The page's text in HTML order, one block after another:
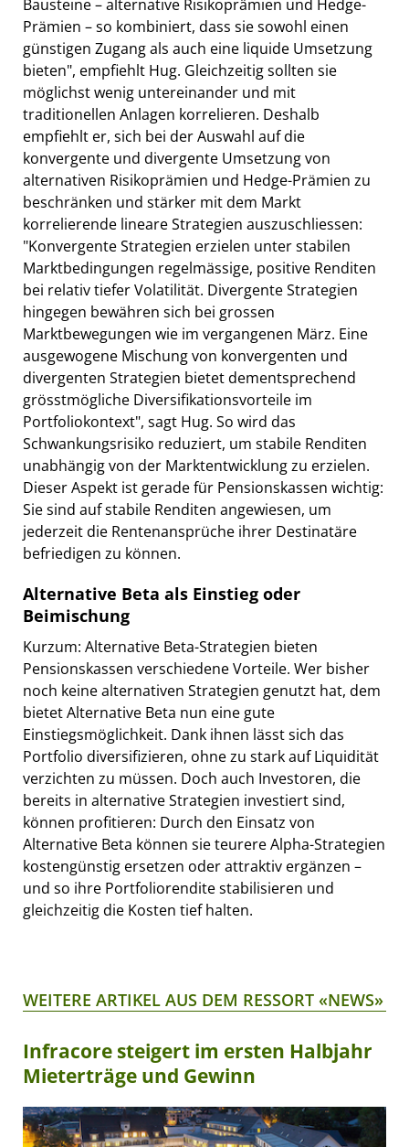
Bausteine – alternative Risikoprämien und Hedge-
Prämien – so kombiniert, dass sie sowohl einen
günstigen Zugang als auch eine liquide Umsetzung
bieten", empfiehlt Hug. Gleichzeitig sollten sie
möglichst wenig untereinander und mit
traditionellen Anlagen korrelieren. Deshalb
empfiehlt er, sich bei der Auswahl auf die
konvergente und divergente Umsetzung von
alternativen Risikoprämien und Hedge-Prämien zu
beschränken und stärker mit dem Markt
korrelierende lineare Strategien auszuschliessen:
"Konvergente Strategien erzielen unter stabilen
Marktbedingungen regelmässige, positive Renditen
bei relativ tiefer Volatilität. Divergente Strategien
hingegen bewähren sich bei grossen
Marktbewegungen wie im vergangenen März. Eine
ausgewogene Mischung von konvergenten und
divergenten Strategien bietet dementsprechend
grösstmögliche Diversifikationsvorteile im
Portfoliokontext", sagt Hug. So wird das
Schwankungsrisiko reduziert, um stabile Renditen
unabhängig von der Marktentwicklung zu erzielen.
Dieser Aspekt ist gerade für Pensionskassen wichtig:
Sie sind auf stabile Renditen angewiesen, um
jederzeit die Rentenansprüche ihrer Destinatäre
befriedigen zu können.
Alternative Beta als Einstieg oder
Beimischung
Kurzum: Alternative Beta-Strategien bieten
Pensionskassen verschiedene Vorteile. Wer bisher
noch keine alternativen Strategien genutzt hat, dem
bietet Alternative Beta nun eine gute
Einstiegsmöglichkeit. Dank ihnen lässt sich das
Portfolio diversifizieren, ohne zu stark auf Liquidität
verzichten zu müssen. Doch auch Investoren, die
bereits in alternative Strategien investiert sind,
können profitieren: Durch den Einsatz von
Alternative Beta können sie teurere Alpha-Strategien
kostengünstig ersetzen oder attraktiv ergänzen –
und so ihre Portfoliorendite stabilisieren und
gleichzeitig die Kosten tief halten.
WEITERE ARTIKEL AUS DEM RESSORT «NEWS»
Infracore steigert im ersten Halbjahr
Mieterträge und Gewinn